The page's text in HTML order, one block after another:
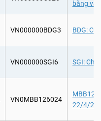
bằng
VN000000BDG3 BDG:
VN000000SGI6 SGI: Chi
VN0MBB126024
22/4/